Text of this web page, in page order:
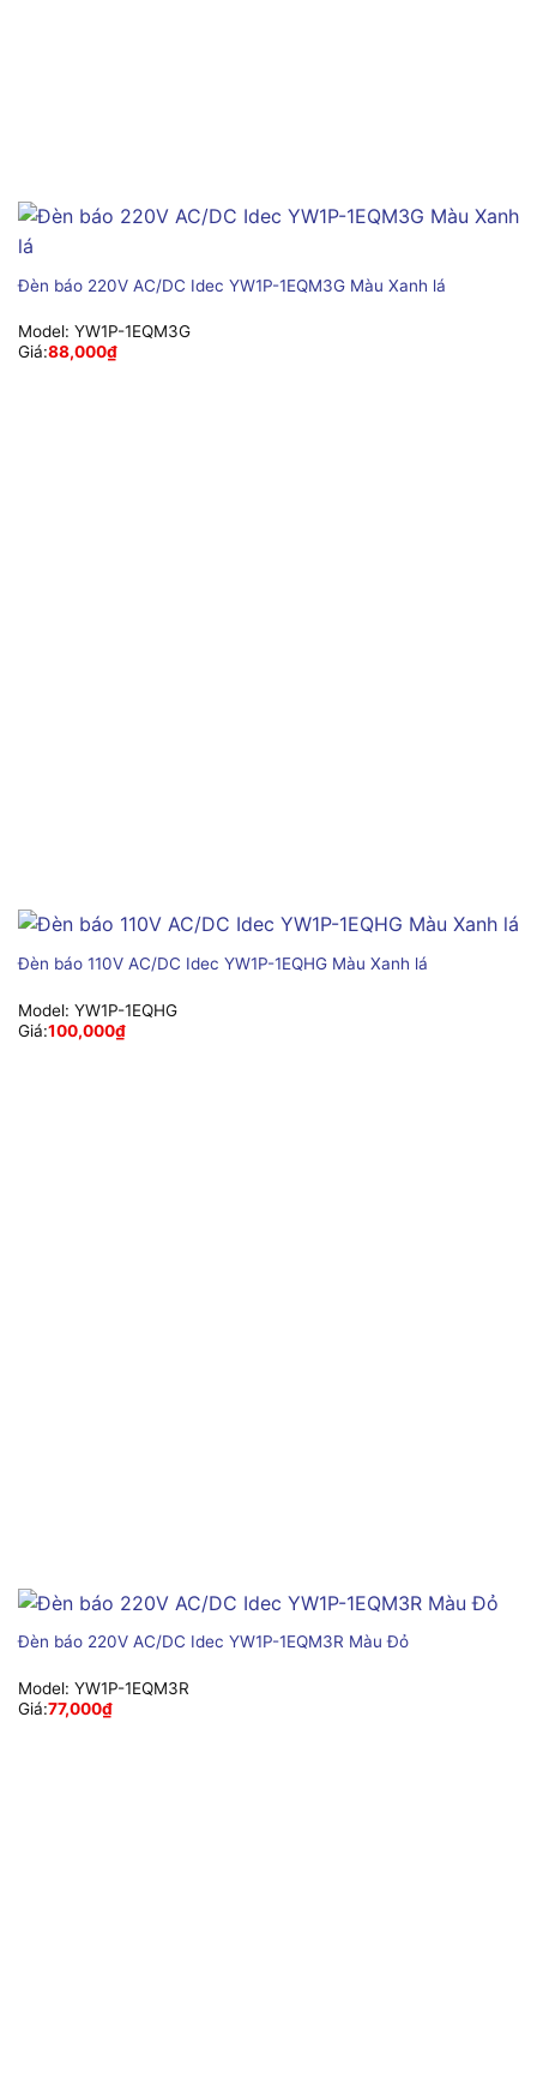
Đèn báo 220V AC/DC Idec YW1P-1EQM3G Màu Xanh lá
Model: YW1P-1EQM3G
Giá:88,000₫
Đèn báo 110V AC/DC Idec YW1P-1EQHG Màu Xanh lá
Model: YW1P-1EQHG
Giá:100,000₫
Đèn báo 220V AC/DC Idec YW1P-1EQM3R Màu Đỏ
Model: YW1P-1EQM3R
Giá:77,000₫